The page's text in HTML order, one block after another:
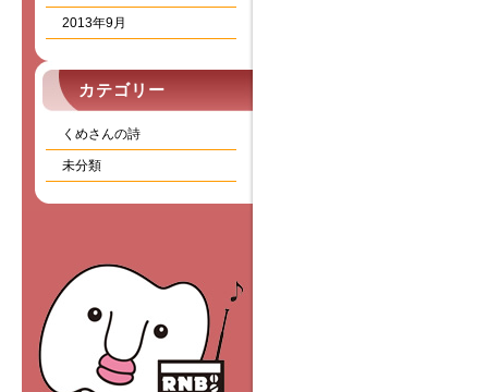
2013年9月
カテゴリー
くめさんの詩
未分類